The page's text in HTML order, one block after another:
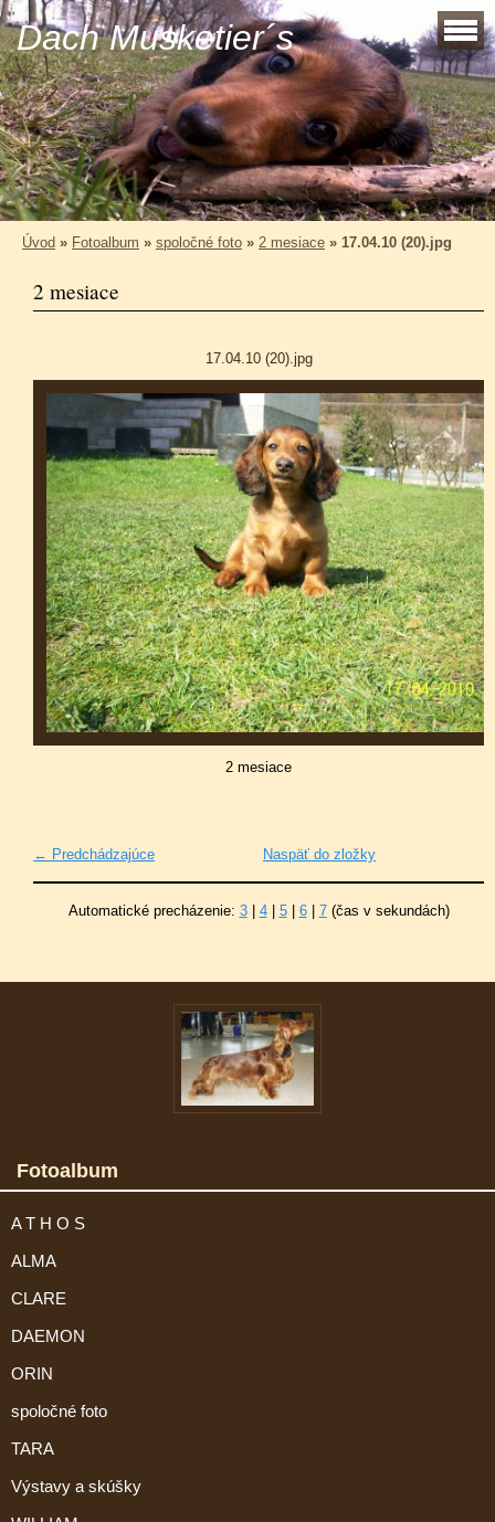
Dach Musketier´s
Úvod » Fotoalbum » spoločné foto » 2 mesiace » 17.04.10 (20).jpg
2 mesiace
17.04.10 (20).jpg
2 mesiace
← Predchádzajúce Naspäť do zložky
Automatické precházenie: 3| 4| 5| 6| 7(čas v sekundách)
Fotoalbum
A T H O S
ALMA
CLARE
DAEMON
ORIN
spoločné foto
TARA
Výstavy a skúšky